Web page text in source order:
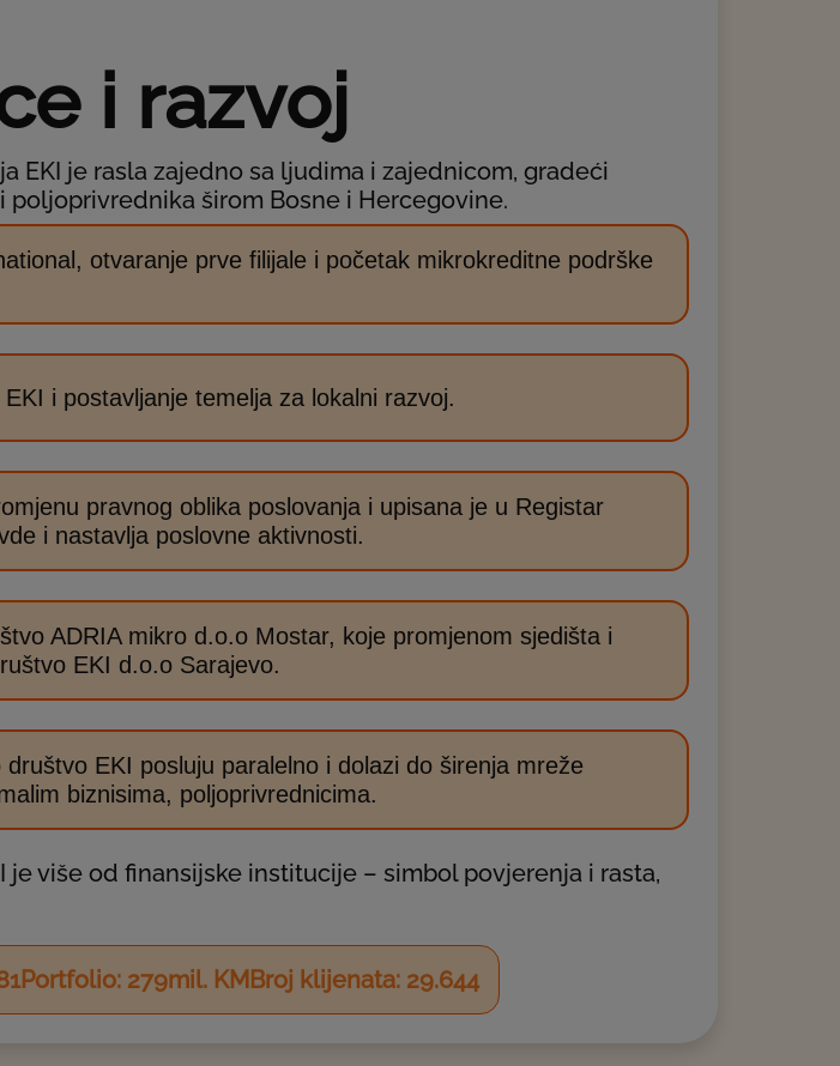
i razvoj
EKI je rasla zajedno sa ljudima i zajednicom, gradeći
širom Bosne i Hercegovine.
otvaranje prve filijale i početak mikrokreditne podrške
i postavljanje temelja za lokalni razvoj.
pravnog oblika poslovanja i upisana je u Registar
i nastavlja poslovne aktivnosti.
ADRIA mikro d.o.o Mostar, koje promjenom sjedišta i
EKI d.o.o Sarajevo.
EKI posluju paralelno i dolazi do širenja mreže
biznisima, poljoprivrednicima.
više od finansijske institucije – simbol povjerenja i rasta,
Portfolio:295mil. KM Broj klijenata:38.905